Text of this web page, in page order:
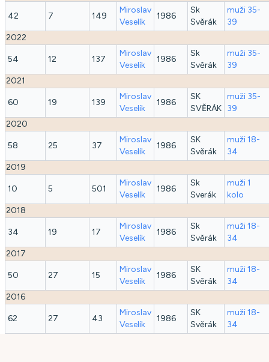
42 7 149
Miroslav
Veselík
1986
Sk
Svěrák
muži 35-
39
2022
54 12 137
Miroslav
Veselík
1986
Sk
Svěrák
muži 35-
39
2021
60 19 139
Miroslav
Veselík
1986
SK
SVĚRÁK
muži 35-
39
2020
58 25 37
Miroslav
Veselík
1986
SK
Svěrák
muži 18-
34
2019
10 5 501
Miroslav
Veselík
1986
Sk
Sverák
muži 1
kolo
2018
34 19 17
Miroslav
Veselík
1986
Sk
Svěrák
muži 18-
34
2017
50 27 15
Miroslav
Veselík
1986
SK
Svěrák
muži 18-
34
2016
62 27 43
Miroslav
Veselík
1986
SK
Svěrák
muži 18-
34